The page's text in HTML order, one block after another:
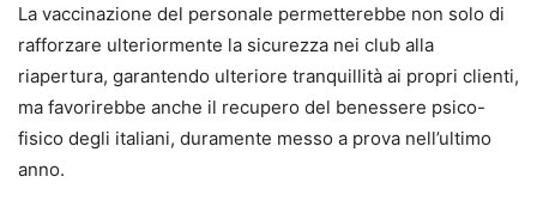
La vaccinazione del personale permetterebbe non solo di
rafforzare ulteriormente la sicurezza nei club alla
riapertura, garantendo ulteriore tranquillità ai propri clienti,
ma favorirebbe anche il recupero del benessere psico-
fisico degli italiani, duramente messo a prova nell’ultimo
anno.